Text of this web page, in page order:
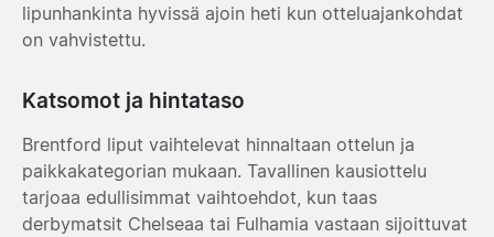
lipunhankinta hyvissä ajoin heti kun otteluajankohdat
on vahvistettu.
Katsomot ja hintataso
Brentford liput vaihtelevat hinnaltaan ottelun ja
paikkakategorian mukaan. Tavallinen kausiottelu
tarjoaa edullisimmat vaihtoehdot, kun taas
derbymatsit Chelseaa tai Fulhamia vastaan sijoittuvat